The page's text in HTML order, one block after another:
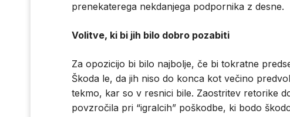
prenekaterega nekdanjega podpornika z desne.
Volitve, ki bi jih bilo dobro pozabiti
Za opozicijo bi bilo najbolje, če bi tokratne
Škoda le, da jih niso do konca kot večino
tekmo, kar so v resnici bile. Zaostritev retorike
povzročila pri “igralcih” poškodbe, ki bodo